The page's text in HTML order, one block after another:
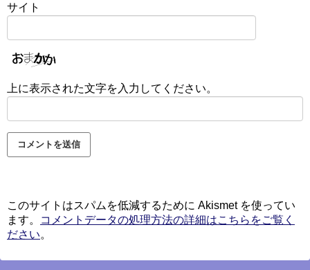
サイト
上に表示された文字を入力してください。
このサイトはスパムを低減するために Akismet を使ってい
ます。
コメントデータの処理方法の詳細はこちらをご覧く
ださい。